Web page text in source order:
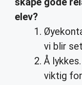
elev?
vi blir
Å
viktig